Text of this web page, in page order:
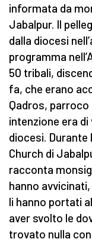
informata da
Jabalpur. Il
dalla diocesi
programma
50 tribali,
fa, che erano
Qadros, parroco
intenzione era
diocesi. Durante
Church di
racconta
hanno
li hanno portati
aver svolto le
trovato nulla